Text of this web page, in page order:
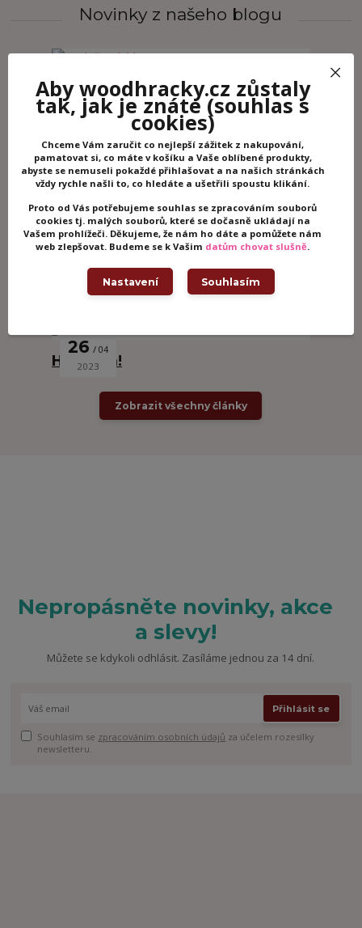
Novinky z našeho blogu
2026
Společenské hry
Společenské hry jsou skvělým způsobem,
jak si užít společný čas s dětmi a zároveň
podpořit jejich přirozený rozvoj.
01 11
2024
Správná hračka
01 08
2024
Malování pískem
26 04
2023
Hurá ven!
Zobrazit všechny články
Nepropásněte novinky, akce
a slevy!
Můžete se kdykoli odhlásit. Zasíláme jednou za 14 dní.
Přihlásit se
Souhlasím se zpracováním osobních údajů za účelem rozesílky
newsletteru.
Aby woodhracky.cz zůstaly
tak, jak je znáte(souhlas s
cookies)
Chceme Vám zaručit co nejlepší zážitek z nakupování,
pamatovat si, co máte v košíku a Vaše oblíbené produkty,
abyste se nemuseli pokaždé přihlašovat a na našich stránkách
vždy rychle našli to, co hledáte a ušetřili spoustu klikání.
Proto od Vás potřebujeme souhlas se zpracováním souborů
cookies tj. malých souborů, které se dočasně ukládají na
Vašem prohlížeči. Děkujeme, že nám ho dáte a pomůžete nám
web zlepšovat. Budeme se k Vašim datům chovat slušně.
Nastavení Souhlasím